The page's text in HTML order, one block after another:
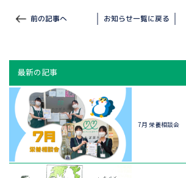
前の記事へ お知らせ一覧に戻る
最新の記事
7月 栄養相談会